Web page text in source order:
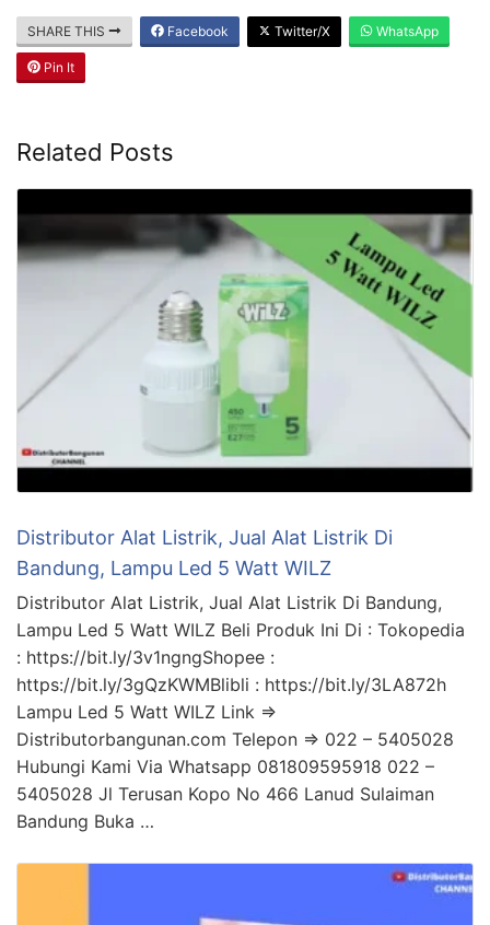
SHARE THIS Facebook Twitter/X WhatsApp
Pin It
Related Posts
Distributor Alat Listrik, Jual Alat Listrik Di
Bandung, Lampu Led 5 Watt WILZ
Distributor Alat Listrik, Jual Alat Listrik Di Bandung,
Lampu Led 5 Watt WILZ Beli Produk Ini Di : Tokopedia
: https://bit.ly/3v1ngngShopee :
https://bit.ly/3gQzKWMBlibli : https://bit.ly/3LA872h
Lampu Led 5 Watt WILZ Link =>
Distributorbangunan.com Telepon => 022 – 5405028
Hubungi Kami Via Whatsapp 081809595918 022 –
5405028 Jl Terusan Kopo No 466 Lanud Sulaiman
Bandung Buka …